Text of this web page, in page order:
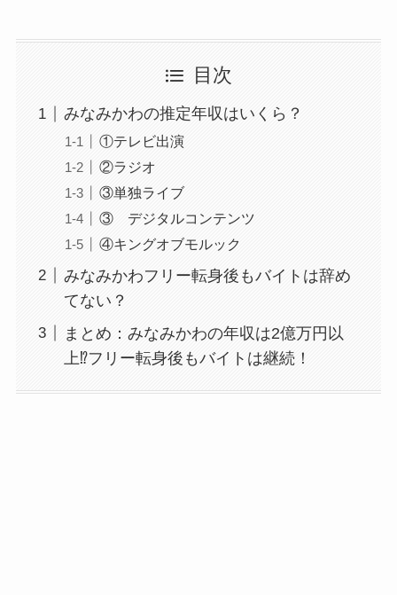
目次
みなみかわの推定年収はいくら？
①テレビ出演
②ラジオ
③単独ライブ
③ デジタルコンテンツ
④キングオブモルック
みなみかわフリー転身後もバイトは辞め
てない？
まとめ：みなみかわの年収は2億万円以
上⁉フリー転身後もバイトは継続！